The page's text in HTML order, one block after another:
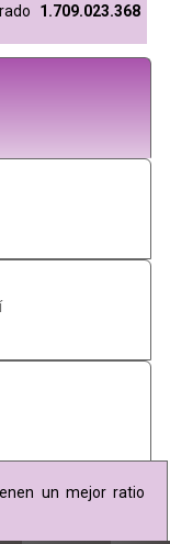
1.709.023.368
un mejor ratio